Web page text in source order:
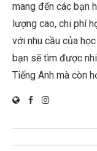
mang đến các bạn
lượng cao, chi phí
với nhu cầu của
bạn sẽ tìm được
Tiếng Anh mà còn